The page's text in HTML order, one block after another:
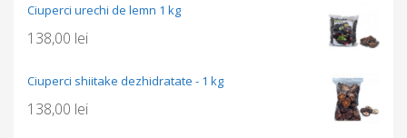
Ciuperci urechi de lemn 1 kg
138,00 lei
Ciuperci shiitake dezhidratate - 1 kg
138,00 lei